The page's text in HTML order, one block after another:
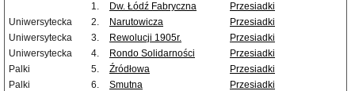
1.
Dw. Łódź Fabryczna
Przesiadki
Uniwersytecka
2. Narutowicza
Przesiadki
Uniwersytecka
3. Rewolucji 1905r.
Przesiadki
Uniwersytecka
4. Rondo Solidarności
Przesiadki
Palki
5. Źródłowa
Przesiadki
Palki
6. Smutna
Przesiadki